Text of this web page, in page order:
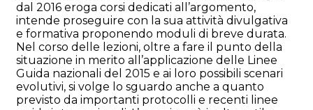
dal 2016 eroga corsi dedicati all’argomento,
intende proseguire con la sua attività divulgativa
e formativa proponendo moduli di breve durata.
Nel corso delle lezioni, oltre a fare il punto della
situazione in merito all’applicazione delle Linee
Guida nazionali del 2015 e ai loro possibili scenari
evolutivi, si volge lo sguardo anche a quanto
previsto da importanti protocolli e recenti linee